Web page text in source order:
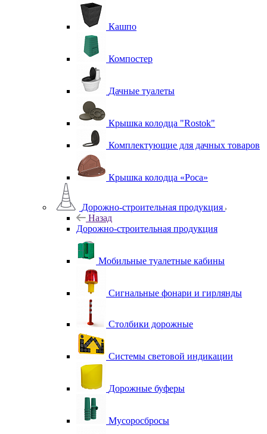
Кашпо
Компостер
Дачные туалеты
Крышка колодца "Rostok"
Комплектующие для дачных товаров
Крышка колодца «Роса»
Дорожно-строительная продукция
Назад
Дорожно-строительная продукция
Мобильные туалетные кабины
Сигнальные фонари и гирлянды
Столбики дорожные
Системы световой индикации
Дорожные буферы
Мусоросбросы